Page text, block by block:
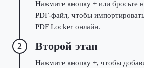
Нажмите кнопку + или бросьте
PDF-файл, чтобы
PDF Locker онлайн.
2 Второй этап
Нажмите кнопку +, чтобы